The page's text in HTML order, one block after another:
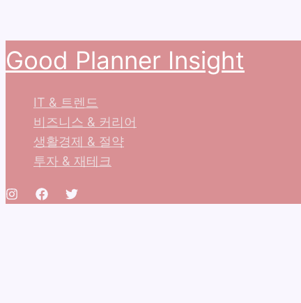
콘
텐
기
Good Planner Insight
IT & 트렌드
비즈니스 & 커리어
생활경제 & 절약
투자 & 재테크